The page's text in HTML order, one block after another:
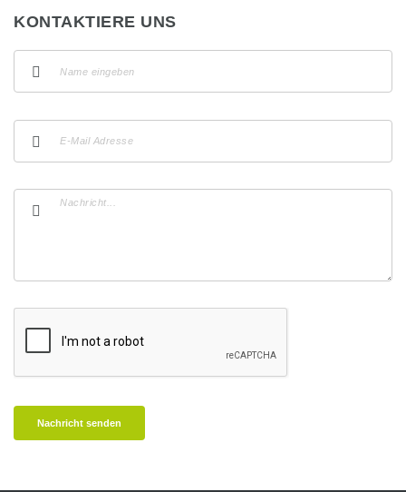
KONTAKTIERE UNS
Nachricht senden